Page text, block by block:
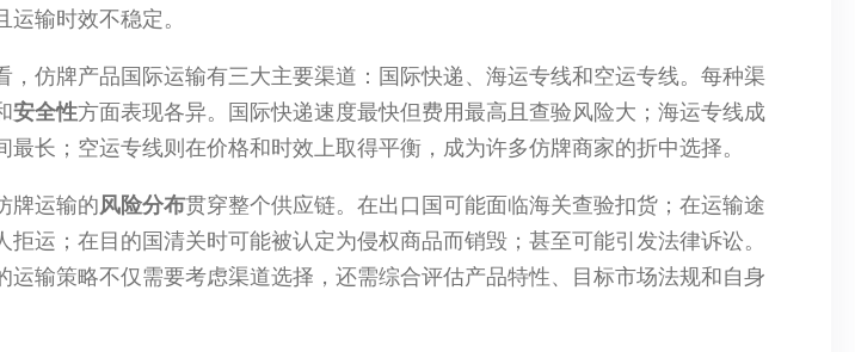
输时效不稳定。
，仿牌产品国际运输有三大主要渠道：国际快递、海运专线和空运专线。每种渠
安全性方面表现各异。国际快递速度最快但费用最高且查验风险大；海运专线成
最长；空运专线则在价格和时效上取得平衡，成为许多仿牌商家的折中选择。
牌运输的风险分布贯穿整个供应链。在出口国可能面临海关查验扣货；在运输途
拒运；在目的国清关时可能被认定为侵权商品而销毁；甚至可能引发法律诉讼。
运输策略不仅需要考虑渠道选择，还需综合评估产品特性、目标市场法规和自身